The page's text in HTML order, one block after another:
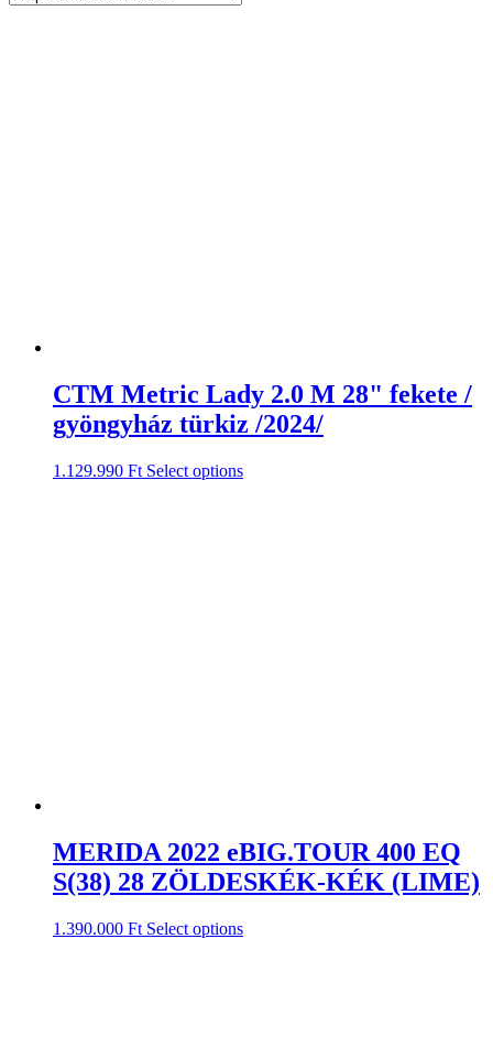
CTM Metric Lady 2.0 M 28" fekete /
gyöngyház türkiz /2024/
1.129.990 Ft Select options
MERIDA 2022 eBIG.TOUR 400 EQ
S(38) 28 ZÖLDESKÉK-KÉK (LIME)
1.390.000 Ft Select options